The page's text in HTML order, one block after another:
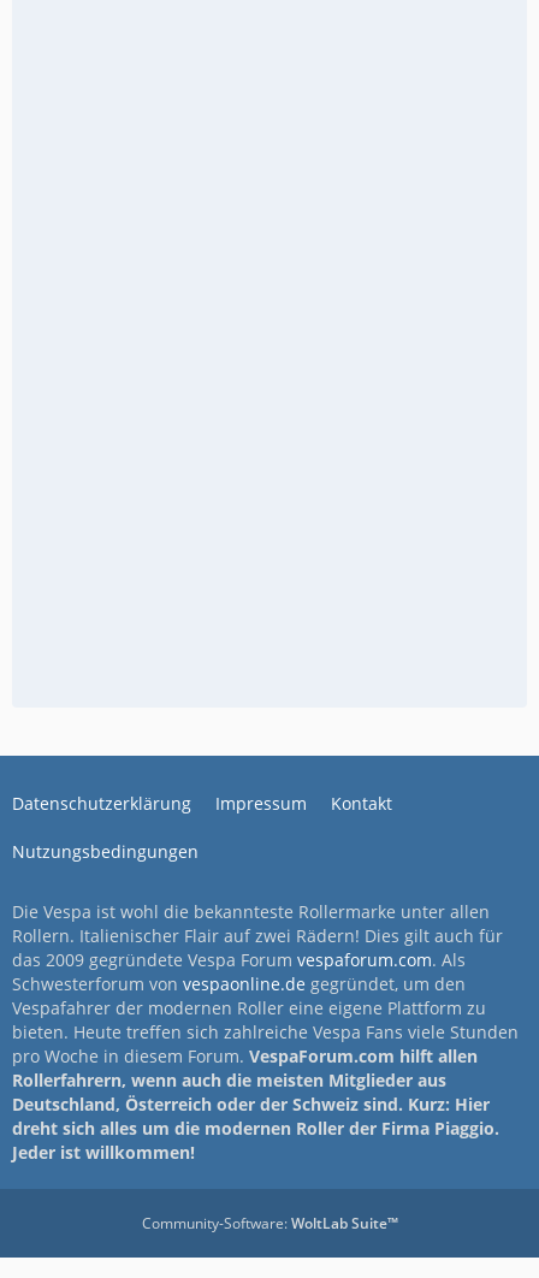
Datenschutzerklärung Impressum Kontakt
Nutzungsbedingungen
Die Vespa ist wohl die bekannteste Rollermarke unter allen
Rollern. Italienischer Flair auf zwei Rädern! Dies gilt auch für
das 2009 gegründete Vespa Forum vespaforum.com. Als
Schwesterforum von vespaonline.de gegründet, um den
Vespafahrer der modernen Roller eine eigene Plattform zu
bieten. Heute treffen sich zahlreiche Vespa Fans viele Stunden
pro Woche in diesem Forum. VespaForum.com hilft allen
Rollerfahrern, wenn auch die meisten Mitglieder aus
Deutschland, Österreich oder der Schweiz sind. Kurz: Hier
dreht sich alles um die modernen Roller der Firma Piaggio.
Jeder ist willkommen!
Community-Software:WoltLab Suite™